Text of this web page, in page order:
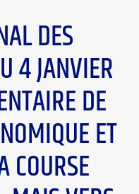
DES
4 JANVIER
DE
ET
COURSE